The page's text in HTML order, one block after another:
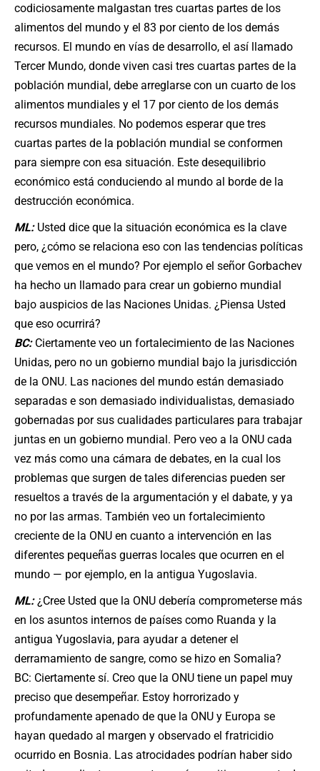
codiciosamente malgastan tres cuartas partes de los
alimentos del mundo y el 83 por ciento de los demás
recursos. El mundo en vías de desarrollo, el así llamado
Tercer Mundo, donde viven casi tres cuartas partes de la
población mundial, debe arreglarse con un cuarto de los
alimentos mundiales y el 17 por ciento de los demás
recursos mundiales. No podemos esperar que tres
cuartas partes de la población mundial se conformen
para siempre con esa situación. Este desequilibrio
económico está conduciendo al mundo al borde de la
destrucción económica.
ML:Usted dice que la situación económica es la clave
pero, ¿cómo se relaciona eso con las tendencias políticas
que vemos en el mundo? Por ejemplo el señor Gorbachev
ha hecho un llamado para crear un gobierno mundial
bajo auspicios de las Naciones Unidas. ¿Piensa Usted
que eso ocurrirá?
BC:Ciertamente veo un fortalecimiento de las Naciones
Unidas, pero no un gobierno mundial bajo la jurisdicción
de la ONU. Las naciones del mundo están demasiado
separadas e son demasiado individualistas, demasiado
gobernadas por sus cualidades particulares para trabajar
juntas en un gobierno mundial. Pero veo a la ONU cada
vez más como una cámara de debates, en la cual los
problemas que surgen de tales diferencias pueden ser
resueltos a través de la argumentación y el dabate, y ya
no por las armas. También veo un fortalecimiento
creciente de la ONU en cuanto a intervención en las
diferentes pequeñas guerras locales que ocurren en el
mundo — por ejemplo, en la antigua Yugoslavia.
ML:¿Cree Usted que la ONU debería comprometerse más
en los asuntos internos de países como Ruanda y la
antigua Yugoslavia, para ayudar a detener el
derramamiento de sangre, como se hizo en Somalia?
BC: Ciertamente sí. Creo que la ONU tiene un papel muy
preciso que desempeñar. Estoy horrorizado y
profundamente apenado de que la ONU y Europa se
hayan quedado al margen y observado el fratricidio
ocurrido en Bosnia. Las atrocidades podrían haber sido